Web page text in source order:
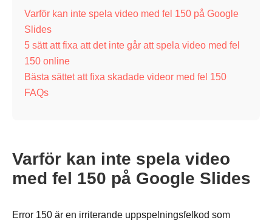
Varför kan inte spela video med fel 150 på Google
Slides
5 sätt att fixa att det inte går att spela video med fel
150 online
Bästa sättet att fixa skadade videor med fel 150
FAQs
Varför kan inte spela video
med fel 150 på Google Slides
Error 150 är en irriterande uppspelningsfelkod som